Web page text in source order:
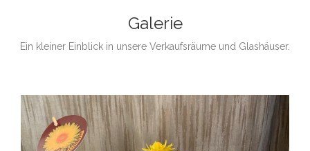
Galerie
Ein kleiner Einblick in unsere Verkaufsräume und Glashäuser.